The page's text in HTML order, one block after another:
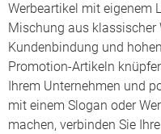
Werbeartikel mit eigenem
Mischung aus klassischer
Kundenbindung und
Promotion-Artikeln
Ihrem Unternehmen und
mit einem Slogan oder
machen, verbinden Sie Ihre